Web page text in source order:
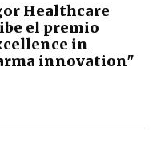
Healthcare
el premio
in
innovation"